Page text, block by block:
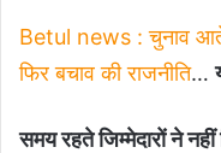
Betul news : चुनाव
फिर बचाव की राजनीति…
समय रहते जिम्मेदारों ने